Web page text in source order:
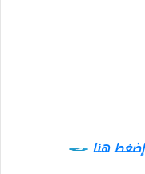
إضغط هنا